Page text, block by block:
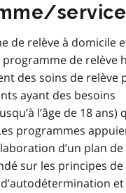
service
de relève à domicile
de relève
des soins de relève
ayant des besoins
l’âge de 18 ans)
programmes
d’un plan
sur les principes de